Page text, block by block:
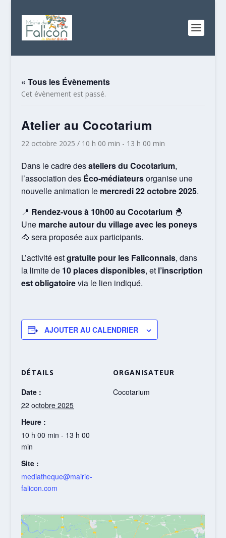
« Tous les Évènements
Cet évènement est passé.
Atelier au Cocotarium
22 octobre 2025 / 10 h 00 min - 13 h 00 min
Dans le cadre desateliers du Cocotarium,
l’association des Éco-médiateursorganise une
nouvelle animation le mercredi 22 octobre 2025.
📍 Rendez-vous à 10h00 au Cocotarium 🐣
Une marche autour du village avec les poneys
🐴 sera proposée aux participants.
L’activité estgratuite pour les Faliconnais, dans
la limite de 10 places disponibles, et l’inscription
est obligatoirevia le lien indiqué.
AJOUTER AU CALENDRIER
DÉTAILS
Date :
22 octobre 2025
Heure :
10 h 00 min - 13 h 00
min
Site :
mediatheque@mairie-
falicon.com
ORGANISATEUR
Cocotarium